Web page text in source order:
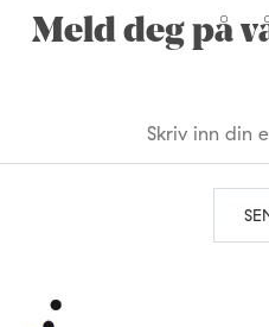
Meld deg på